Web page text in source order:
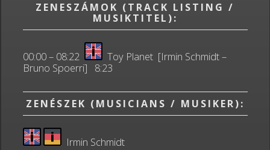
ZENESZÁMOK (TRACK LISTING /
MUSIKTITEL):
00:00 – 08:22
Toy Planet [Irmin Schmidt –
Bruno Spoerri] 8:23
ZENÉSZEK (MUSICIANS / MUSIKER):
Irmin Schmidt